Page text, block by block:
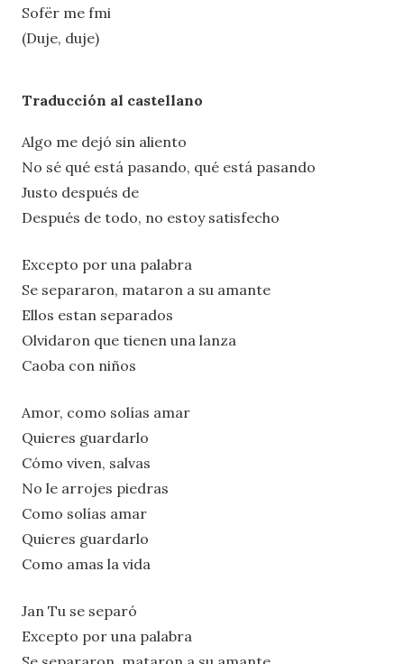
Sofër me fmi
(Duje, duje)
Traducción al castellano
Algo me dejó sin aliento
No sé qué está pasando, qué está pasando
Justo después de
Después de todo, no estoy satisfecho
Excepto por una palabra
Se separaron, mataron a su amante
Ellos estan separados
Olvidaron que tienen una lanza
Caoba con niños
Amor, como solías amar
Quieres guardarlo
Cómo viven, salvas
No le arrojes piedras
Como solías amar
Quieres guardarlo
Como amas la vida
Jan Tu se separó
Excepto por una palabra